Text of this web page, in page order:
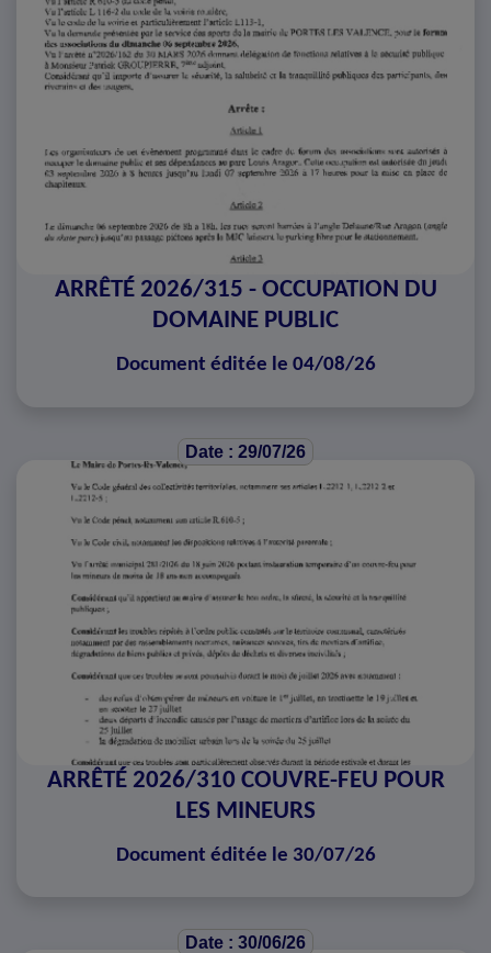
ARRÊTÉ 2026/315 - OCCUPATION DU
DOMAINE PUBLIC
Document éditée le 04/08/26
Date : 29/07/26
ARRÊTÉ 2026/310 COUVRE-FEU POUR
LES MINEURS
Document éditée le 30/07/26
Date : 30/06/26